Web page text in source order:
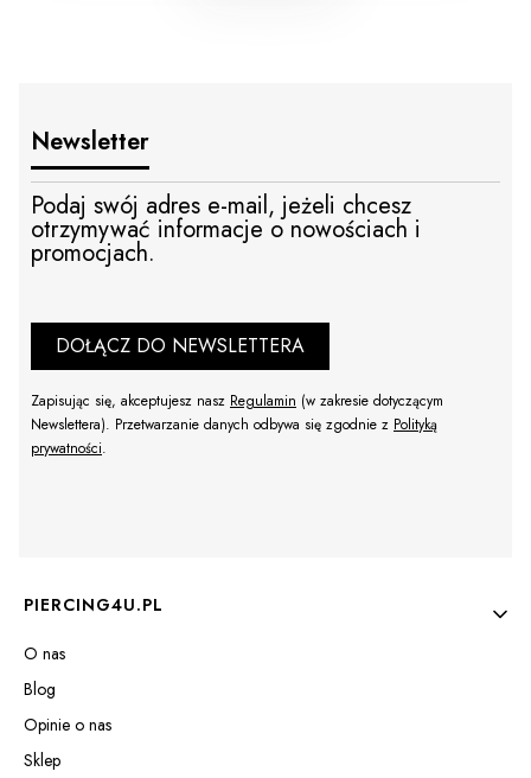
Newsletter
Podaj swój adres e-mail, jeżeli chcesz
otrzymywać informacje o nowościach i
promocjach.
DOŁĄCZ DO NEWSLETTERA
Zapisując się, akceptujesz nasz Regulamin (w zakresie dotyczącym
Newslettera). Przetwarzanie danych odbywa się zgodnie z Polityką
prywatności.
Linki w stopce
PIERCING4U.PL
O nas
Blog
Opinie o nas
Sklep